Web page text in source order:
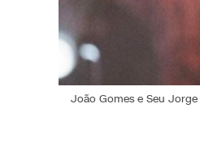
João Gomes e Seu